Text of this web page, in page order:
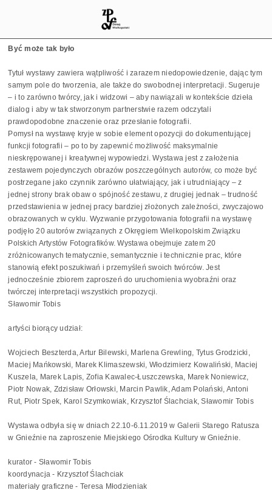
Być może tak było
Tytuł wystawy zawiera wątpliwość i zarazem niedopowiedzenie, dając tym
samym pole do tworzenia, ale także do swobodnej interpretacji. Sugeruje
– i to zarówno twórcy, jak i widzowi – aby nawiązali w kontekście dzieła
dialog i aby w tak stworzonym partnerstwie razem odczytali
prawdopodobne znaczenie oraz przesłanie fotografii.
Pomysł na wystawę kryje w sobie element opozycji do dokumentującej
funkcji fotografii – po to by zapewnić możliwość maksymalnie
nieskrępowanej i kreatywnej wypowiedzi. Wystawa jest z założenia
zestawem pojedynczych obrazów poszczególnych autorów, co może być
postrzegane jako czynnik zarówno ułatwiający, jak i utrudniający – z
jednej strony brak obaw o spójność zestawu, z drugiej jednak – trudność
przedstawienia w jednej pracy bardziej złożonych zależności, zwyczajowo
obrazowanych w cyklu. Wyzwanie przygotowania fotografii na wystawę
podjęło 20 autorów związanych z Okręgiem Wielkopolskim Związku
Polskich Artystów Fotografików. Wystawa obejmuje zatem 20
zróżnicowanych tematycznie, semantycznie i technicznie prac, które
stanowią efekt poszukiwań i przemyśleń swoich twórców. Jest
jednocześnie zbiorem zaproszeń do uruchomienia wyobraźni oraz
twórczej interpretacji wszystkich propozycji.
Sławomir Tobis
artyści biorący udział:
Wojciech Beszterda, Artur Bilewski, Marlena Grewling, Tytus Grodzicki,
Maciej Mańkowski, Marek Klimaszewski, Włodzimierz Kowaliński, Maciej
Kuszela, Marek Lapis, Zofia Kawalec-Łuszczewska, Marek Noniewicz,
Piotr Nowak, Zdzisław Orłowski, Marcin Pawlik, Adam Polański, Antoni
Rut, Piotr Spek, Karol Szymkowiak, Krzysztof Ślachciak, Sławomir Tobis
Wystawa odbyła się w dniach 22.10-6.11.2019 w Galerii Starego Ratusza
w Gnieźnie na zaproszenie Miejskiego Ośrodka Kultury w Gnieźnie.
kurator - Sławomir Tobis
koordynacja - Krzysztof Ślachciak
materiały graficzne - Teresa Młodzieniak